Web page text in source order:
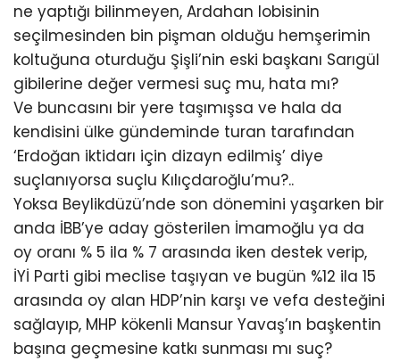
ne yaptığı bilinmeyen, Ardahan lobisinin
seçilmesinden bin pişman olduğu hemşerimin
koltuğuna oturduğu Şişli’nin eski başkanı Sarıgül
gibilerine değer vermesi suç mu, hata mı?
Ve buncasını bir yere taşımışsa ve hala da
kendisini ülke gündeminde turan tarafından
‘Erdoğan iktidarı için dizayn edilmiş’ diye
suçlanıyorsa suçlu Kılıçdaroğlu’mu?..
Yoksa Beylikdüzü’nde son dönemini yaşarken bir
anda İBB’ye aday gösterilen İmamoğlu ya da
oy oranı % 5 ila % 7 arasında iken destek verip,
İYİ Parti gibi meclise taşıyan ve bugün %12 ila 15
arasında oy alan HDP’nin karşı ve vefa desteğini
sağlayıp, MHP kökenli Mansur Yavaş’ın başkentin
başına geçmesine katkı sunması mı suç?